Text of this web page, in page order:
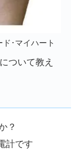
イハート
ついて教え
？
計です